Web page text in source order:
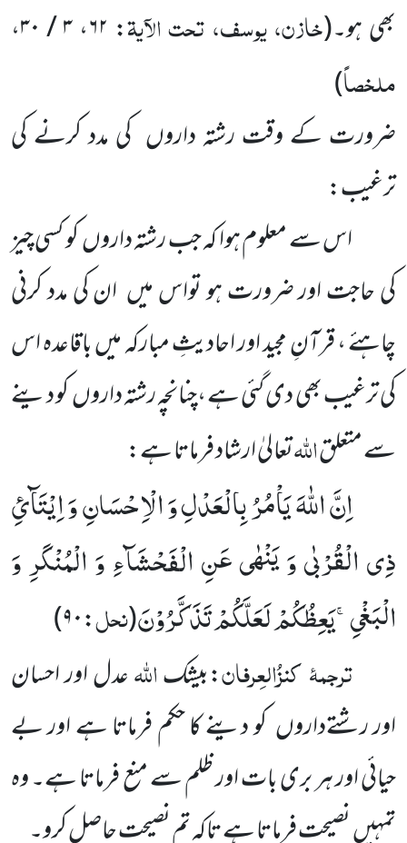
بھی ہو۔(خازن، یوسف، تحت الآیۃ: ۶۲،۳ / ۳۰ ،
ملخصاً)
ضرورت کے وقت رشتہ داروں کی مدد کرنے کی
ترغیب:
اس سے معلوم ہوا کہ جب رشتہ داروں کو کسی چیز
کی حاجت اور ضرورت ہو تواس میں ان کی مدد کرنی
چاہئے ، قرآنِ مجید اور احادیثِ مبارکہ میں باقاعدہ اس
کی ترغیب بھی دی گئی ہے ،چنانچہ رشتہ داروں کو دینے
سے متعلقاللّٰہتعالیٰ ارشاد فرماتا ہے:
اِنَّ اللّٰهَ یَاْمُرُ بِالْعَدْلِ وَ الْاِحْسَانِ وَ اِیْتَآئِ
ذِی الْقُرْبٰى وَ یَنْهٰى عَنِ الْفَحْشَآءِ وَ الْمُنْكَرِ وَ
الْبَغْیِۚ-یَعِظُكُمْ لَعَلَّكُمْ تَذَكَّرُوْنَ(نحل:۹۰)
ترجمۂ کنزُالعِرفان:بیشکاللّٰہعدل اور احسان
اور رشتےداروں کو دینے کا حکم فرماتا ہے اور بے
حیائی اور ہر بری بات اور ظلم سے منع فرماتا ہے۔ وہ
تمہیں نصیحت فرماتا ہے تاکہ تم نصیحت حاصل کرو۔